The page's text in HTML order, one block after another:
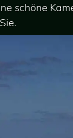
schöne